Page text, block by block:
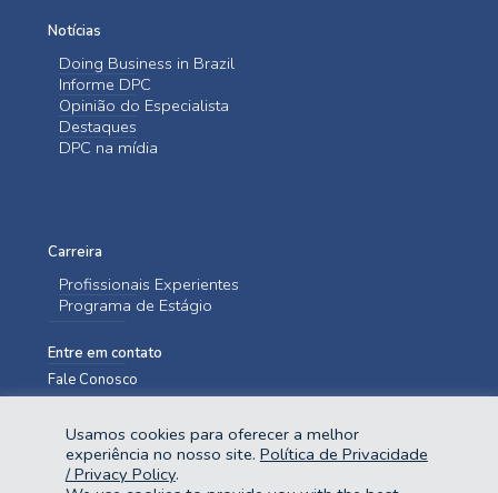
Notícias
Doing Business in Brazil
Informe DPC
Opinião do Especialista
Destaques
DPC na mídia
Carreira
Profissionais Experientes
Programa de Estágio
Entre em contato
Fale Conosco
Usamos cookies para oferecer a melhor
experiência no nosso site. Política de Privacidade
/ Privacy Policy.